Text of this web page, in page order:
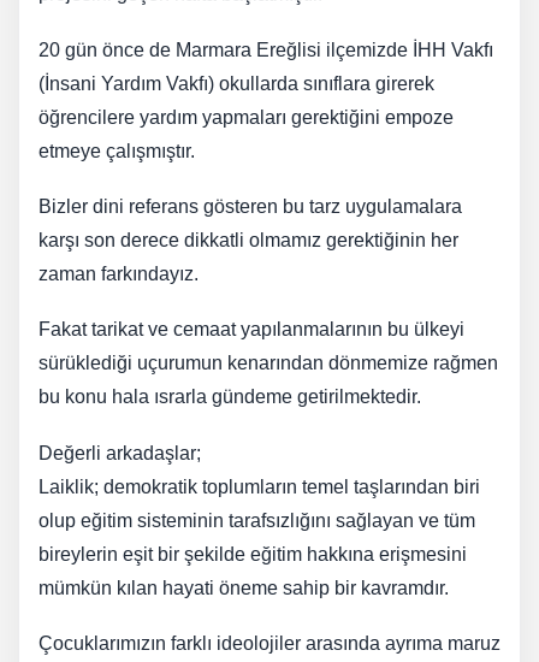
20 gün önce de Marmara Ereğlisi ilçemizde İHH Vakfı
(İnsani Yardım Vakfı) okullarda sınıflara girerek
öğrencilere yardım yapmaları gerektiğini empoze
etmeye çalışmıştır.
Bizler dini referans gösteren bu tarz uygulamalara
karşı son derece dikkatli olmamız gerektiğinin her
zaman farkındayız.
Fakat tarikat ve cemaat yapılanmalarının bu ülkeyi
sürüklediği uçurumun kenarından dönmemize rağmen
bu konu hala ısrarla gündeme getirilmektedir.
Değerli arkadaşlar;
Laiklik; demokratik toplumların temel taşlarından biri
olup eğitim sisteminin tarafsızlığını sağlayan ve tüm
bireylerin eşit bir şekilde eğitim hakkına erişmesini
mümkün kılan hayati öneme sahip bir kavramdır.
Çocuklarımızın farklı ideolojiler arasında ayrıma maruz